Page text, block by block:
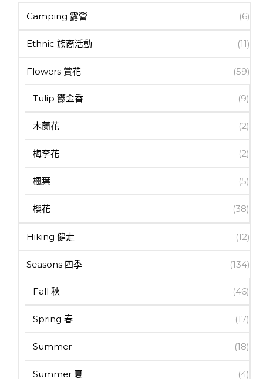
Camping 露營 (6)
Ethnic 族裔活動 (11)
Flowers 賞花 (59)
Tulip 鬱金香 (9)
木蘭花 (2)
梅李花 (2)
楓葉 (5)
櫻花 (38)
Hiking 健走 (12)
Seasons 四季 (134)
Fall 秋 (46)
Spring 春 (17)
Summer (18)
Summer 夏 (4)